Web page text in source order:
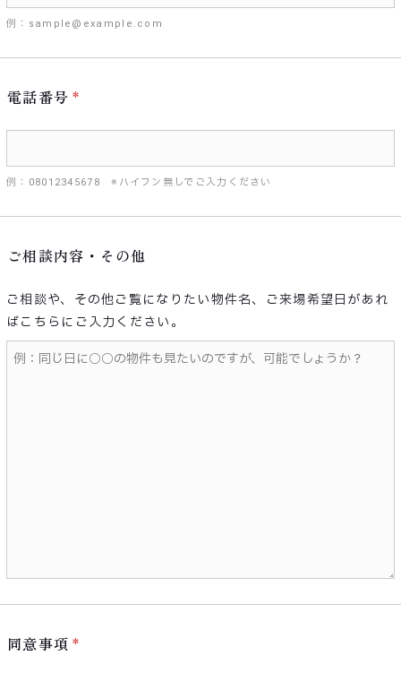
例：sample@example.com
電話番号
例：08012345678 ※ハイフン無しでご入力ください
ご相談内容・その他
ご相談や、その他ご覧になりたい物件名、ご来場希望日があれ
ばこちらにご入力ください。
同意事項